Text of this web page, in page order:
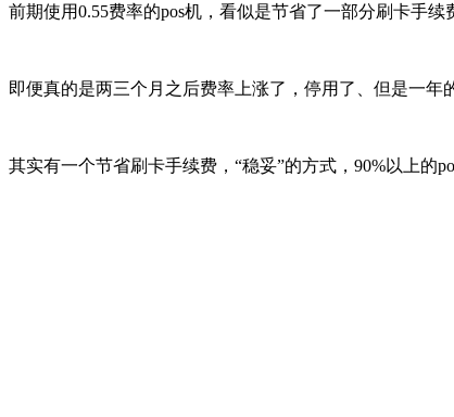
前期使用0.55费率的pos机，看似是节省了一部分刷卡手续
即便真的是两三个月之后费率上涨了，停用了、但是一年
其实有一个节省刷卡手续费，“稳妥”的方式，90%以上的